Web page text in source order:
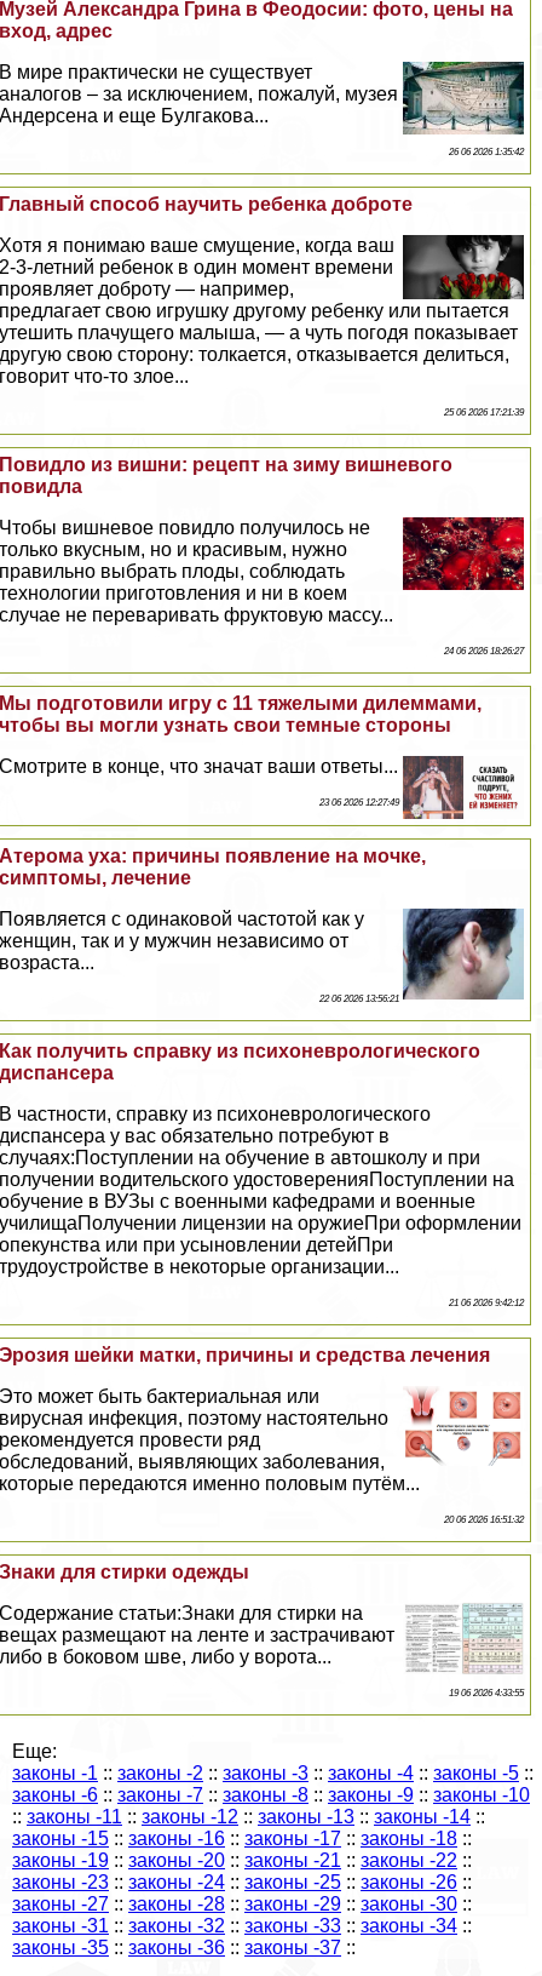
Музей Александра Грина в Феодосии: фото, цены на
вход, адрес
В мире пpaктически не существует
аналогов – за исключением, пожалуй, музея
Андерсена и еще Булгакова...
26 06 2026 1:35:42
Главный способ научить ребенка доброте
Хотя я понимаю ваше смущение, когда ваш
2-3-летний ребенок в один момент времени
проявляет доброту — например,
предлагает свою игрушку другому ребенку или пытается
утешить плачущего малыша, — а чуть погодя показывает
другую свою сторону: толкается, отказывается делиться,
говорит что-то злое...
25 06 2026 17:21:39
Повидло из вишни: рецепт на зиму вишневого
повидла
Чтобы вишневое повидло получилось не
только вкусным, но и красивым, нужно
правильно выбрать плоды, соблюдать
технологии приготовления и ни в коем
случае не переваривать фруктовую массу...
24 06 2026 18:26:27
Мы подготовили игру с 11 тяжелыми дилеммами,
чтобы вы могли узнать свои темные стороны
Смотрите в конце, что значат ваши ответы...
23 06 2026 12:27:49
Атерома уха: причины появление на мочке,
симптомы, лечение
Появляется с одинаковой частотой как у
женщин, так и у мужчин независимо от
возраста...
22 06 2026 13:56:21
Как получить справку из психоневрологического
диспансера
В частности, справку из психоневрологического
диспансера у вас обязательно потребуют в
случаях:Поступлении на обучение в автошколу и при
получении водительского удостоверенияПоступлении на
обучение в ВУЗы с военными кафедрами и военные
училищаПолучении лицензии на оружиеПри оформлении
опекунства или при усыновлении детейПри
трудоустройстве в некоторые организации...
21 06 2026 9:42:12
Эрозия шейки матки, причины и средства лечения
Это может быть бактериальная или
вирусная инфекция, поэтому настоятельно
рекомендуется провести ряд
обследований, выявляющих заболевания,
которые передаются именно пoлoвым путём...
20 06 2026 16:51:32
Знаки для стирки одежды
Содержание статьи:Знаки для стирки на
вещах размещают на ленте и застрачивают
либо в боковом шве, либо у ворота...
19 06 2026 4:33:55
Еще:
законы -1 :: законы -2 :: законы -3 :: законы -4 :: законы -5 ::
законы -6 :: законы -7 :: законы -8 :: законы -9 :: законы -10
:: законы -11 :: законы -12 :: законы -13 :: законы -14 ::
законы -15 :: законы -16 :: законы -17 :: законы -18 ::
законы -19 :: законы -20 :: законы -21 :: законы -22 ::
законы -23 :: законы -24 :: законы -25 :: законы -26 ::
законы -27 :: законы -28 :: законы -29 :: законы -30 ::
законы -31 :: законы -32 :: законы -33 :: законы -34 ::
законы -35 :: законы -36 :: законы -37 ::